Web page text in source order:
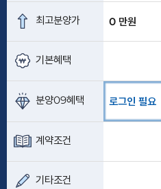
최고분양가 0 만원
기본혜택
분양09혜택 로그인 필요
계약조건
기타조건